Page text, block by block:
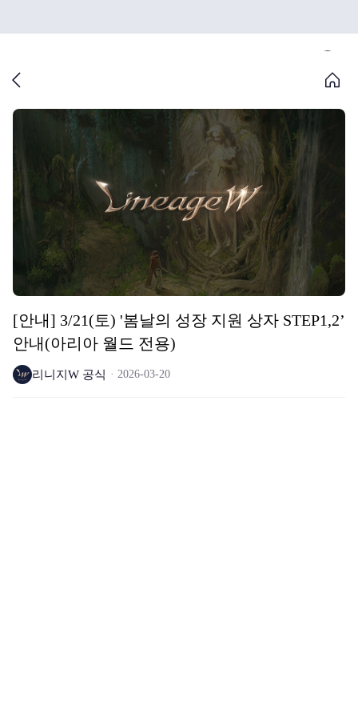
[안내] 3/21(토) '봄날의 성장 지원 상자 STEP1,2’
안내(아리아 월드 전용)
리니지W 공식 2026-03-20